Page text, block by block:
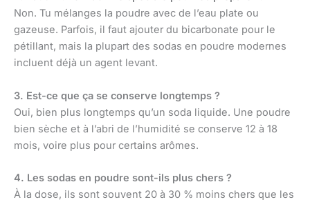
Non. Tu mélanges la poudre avec de l’eau plate ou
gazeuse. Parfois, il faut ajouter du bicarbonate pour le
pétillant, mais la plupart des sodas en poudre modernes
incluent déjà un agent levant.
3. Est-ce que ça se conserve longtemps ?
Oui, bien plus longtemps qu’un soda liquide. Une poudre
bien sèche et à l’abri de l’humidité se conserve 12 à 18
mois, voire plus pour certains arômes.
4. Les sodas en poudre sont-ils plus chers ?
À la dose, ils sont souvent 20 à 30 % moins chers que les